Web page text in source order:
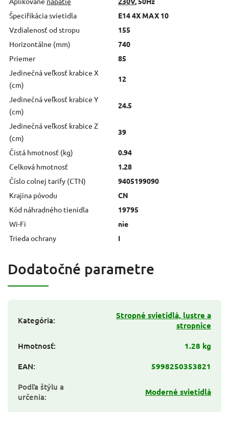
Špecifikácia svietidla
E14 4X MAX 10
Vzdialenosť od stropu
155
Horizontálne (mm)
740
Priemer
85
Jedinečná veľkosť krabice X
(cm)
12
Jedinečná veľkosť krabice Y
(cm)
24.5
Jedinečná veľkosť krabice Z
(cm)
39
Čistá hmotnosť (kg)
0.94
Celková hmotnosť
1.28
Číslo colnej tarify (CTN)
9405199090
Krajina pôvodu
CN
Kód náhradného tienidla
19795
Wi-Fi
nie
Trieda ochrany
I
Dodatočné parametre
Kategória:
Stropné svietidlá, lustre a
stropnice
Hmotnosť:
1.28 kg
EAN:
5998250353821
Podľa štýlu a
určenia: Moderné svietidlá